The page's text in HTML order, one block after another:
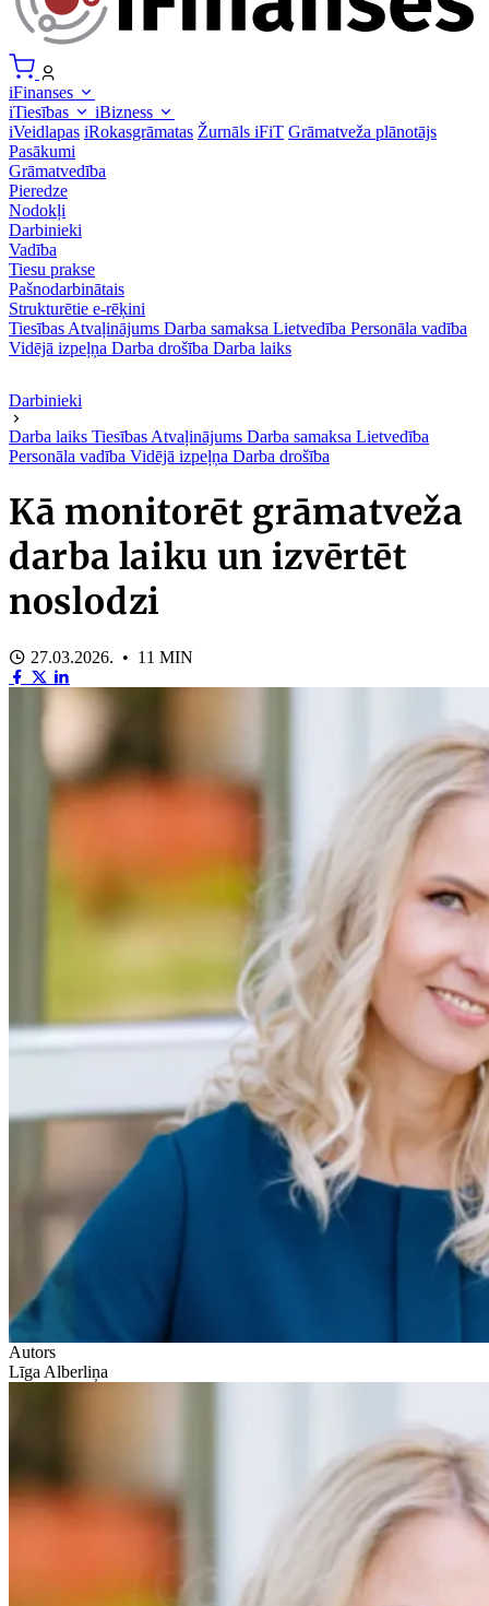
iFinanses
iTiesības
iBizness
iVeidlapas iRokasgrāmatas Žurnāls iFiT Grāmatveža plānotājs
Pasākumi
Grāmatvedība
Pieredze
Nodokļi
Darbinieki
Vadība
Tiesu prakse
Pašnodarbinātais
Strukturētie e-rēķini
Tiesības Atvaļinājums Darba samaksa Lietvedība Personāla vadība
Vidējā izpeļņa Darba drošība Darba laiks
Darbinieki
Darba laiks Tiesības Atvaļinājums Darba samaksa Lietvedība
Personāla vadība Vidējā izpeļņa Darba drošība
Kā monitorēt grāmatveža
darba laiku un izvērtēt
noslodzi
27.03.2026. • 11 MIN
Autors
Līga Alberliņa